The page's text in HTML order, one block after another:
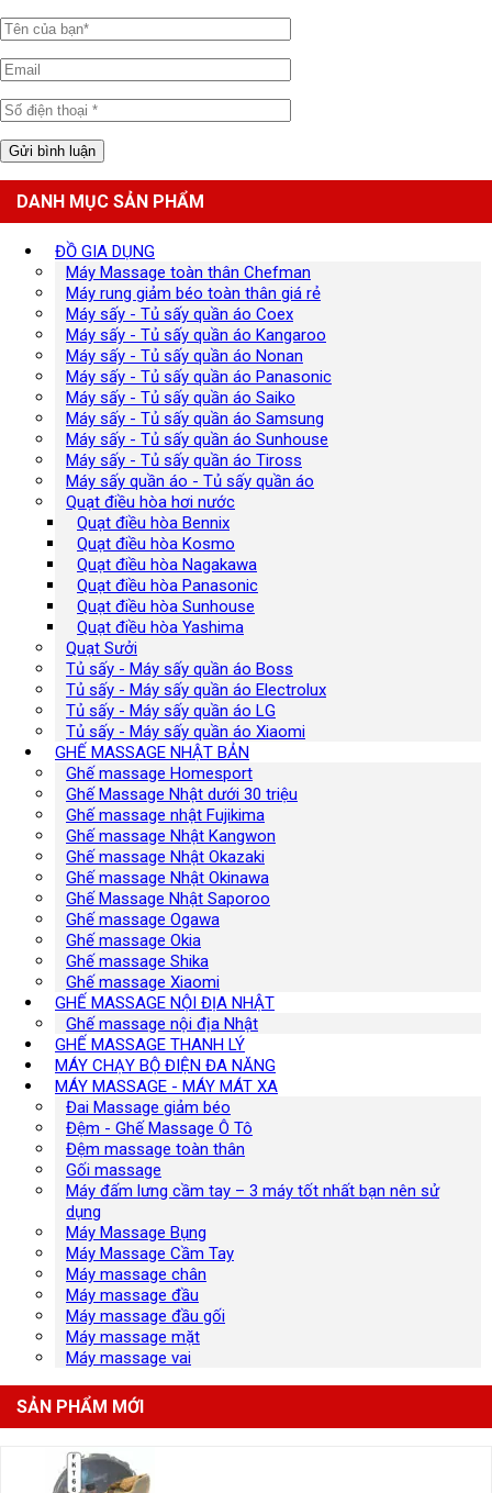
DANH MỤC SẢN PHẨM
ĐỒ GIA DỤNG
Máy Massage toàn thân Chefman
Máy rung giảm béo toàn thân giá rẻ
Máy sấy - Tủ sấy quần áo Coex
Máy sấy - Tủ sấy quần áo Kangaroo
Máy sấy - Tủ sấy quần áo Nonan
Máy sấy - Tủ sấy quần áo Panasonic
Máy sấy - Tủ sấy quần áo Saiko
Máy sấy - Tủ sấy quần áo Samsung
Máy sấy - Tủ sấy quần áo Sunhouse
Máy sấy - Tủ sấy quần áo Tiross
Máy sấy quần áo - Tủ sấy quần áo
Quạt điều hòa hơi nước
Quạt điều hòa Bennix
Quạt điều hòa Kosmo
Quạt điều hòa Nagakawa
Quạt điều hòa Panasonic
Quạt điều hòa Sunhouse
Quạt điều hòa Yashima
Quạt Sưởi
Tủ sấy - Máy sấy quần áo Boss
Tủ sấy - Máy sấy quần áo Electrolux
Tủ sấy - Máy sấy quần áo LG
Tủ sấy - Máy sấy quần áo Xiaomi
GHẾ MASSAGE NHẬT BẢN
Ghế massage Homesport
Ghế Massage Nhật dưới 30 triệu
Ghế massage nhật Fujikima
Ghế massage Nhật Kangwon
Ghế massage Nhật Okazaki
Ghế massage Nhật Okinawa
Ghế Massage Nhật Saporoo
Ghế massage Ogawa
Ghế massage Okia
Ghế massage Shika
Ghế massage Xiaomi
GHẾ MASSAGE NỘI ĐỊA NHẬT
Ghế massage nội địa Nhật
GHẾ MASSAGE THANH LÝ
MÁY CHẠY BỘ ĐIỆN ĐA NĂNG
MÁY MASSAGE - MÁY MÁT XA
Đai Massage giảm béo
Đệm - Ghế Massage Ô Tô
Đệm massage toàn thân
Gối massage
Máy đấm lưng cầm tay – 3 máy tốt nhất bạn nên sử
dụng
Máy Massage Bụng
Máy Massage Cầm Tay
Máy massage chân
Máy massage đầu
Máy massage đầu gối
Máy massage mặt
Máy massage vai
SẢN PHẨM MỚI